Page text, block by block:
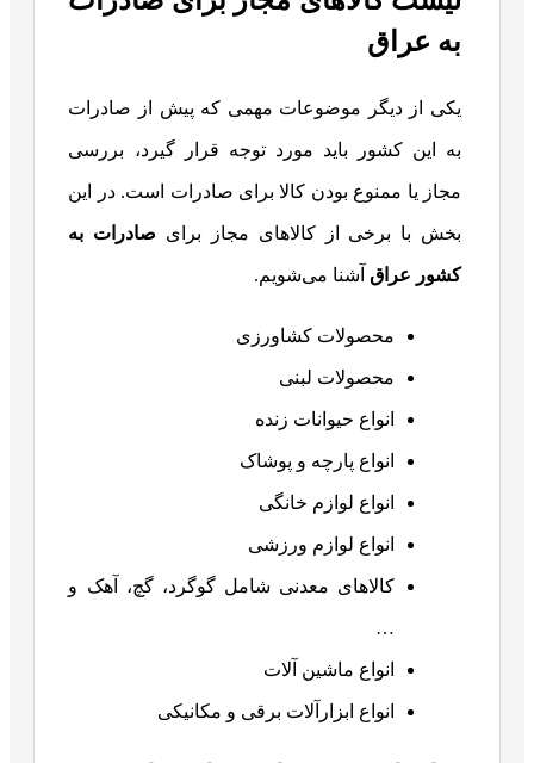
به عراق
یکی از دیگر موضوعات مهمی که پیش از صادرات
به این کشور باید مورد توجه قرار گیرد، بررسی
مجاز یا ممنوع بودن کالا برای صادرات است. در این
بخش با برخی از کالاهای مجاز برای صادرات به
کشور عراق آشنا می‌شویم.
محصولات کشاورزی
محصولات لبنی
انواع حیوانات زنده
انواع پارچه و پوشاک
انواع لوازم خانگی
انواع لوازم ورزشی
کالاهای معدنی شامل گوگرد، گچ، آهک و
…
انواع ماشین آلات
انواع ابزارآلات برقی و مکانیکی